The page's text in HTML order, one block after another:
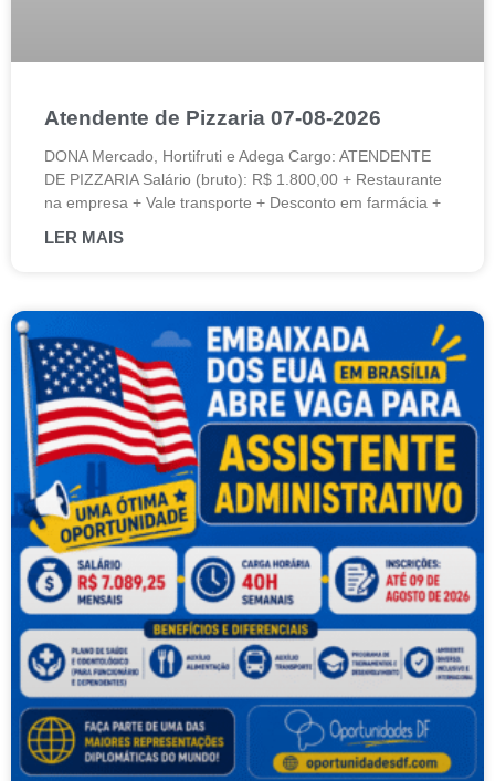
Atendente de Pizzaria 07-08-2026
DONA Mercado, Hortifruti e Adega Cargo: ATENDENTE
DE PIZZARIA Salário (bruto): R$ 1.800,00 + Restaurante
na empresa + Vale transporte + Desconto em farmácia +
LER MAIS